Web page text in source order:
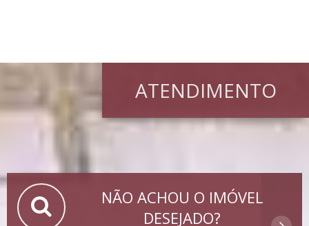
ATENDIMENTO
NÃO ACHOU O IMÓVEL
DESEJADO?